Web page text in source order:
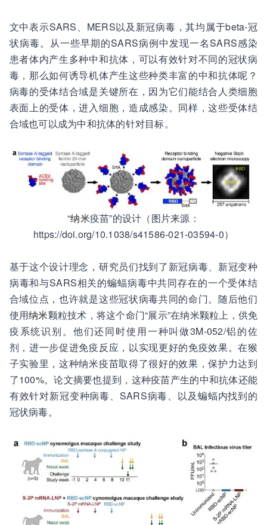
文中表示SARS、MERS以及新冠病毒，其均属于beta-冠
状病毒。从一些早期的SARS病例中发现一名SARS感染
患者体内产生多种中和抗体，可以有效针对不同的冠状病
毒，那么如何诱导机体产生这些种类丰富的中和抗体呢？
病毒的受体结合域是关键所在，因为它们能结合人类细胞
表面上的受体，进入细胞，造成感染。同样，这些受体结
合域也可以成为中和抗体的针对目标。
“纳米疫苗”的设计（图片来源：
https://doi.org/10.1038/s41586-021-03594-0）
基于这个设计理念，研究员们找到了新冠病毒、新冠变种
病毒和与SARS相关的蝙蝠病毒中共同存在的一个受体结
合域位点，也许就是这些冠状病毒共同的命门。随后他们
使用纳米颗粒技术，将这个命门“展示”在纳米颗粒上，供免
疫系统识别。他们还同时使用一种叫做3M-052/铝的佐
剂，进一步促进免疫反应，以实现更好的免疫效果。在猴
子实验里，这种纳米疫苗取得了很好的效果，保护力达到
了100%。论文摘要也提到，这种疫苗产生的中和抗体还能
有效针对新冠变种病毒、SARS病毒、以及蝙蝠内找到的
冠状病毒。